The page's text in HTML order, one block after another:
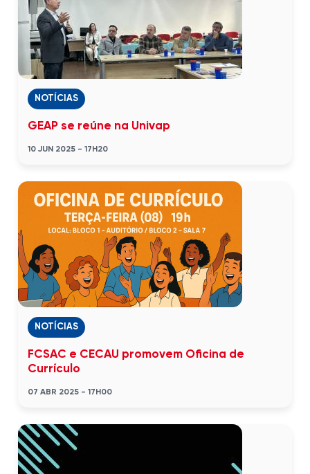
NOTÍCIAS
GEAP se reúne na Univap
10 JUN 2025 - 17H20
NOTÍCIAS
FCSAC e CECAU promovem Oficina de
Currículo
07 ABR 2025 - 17H00